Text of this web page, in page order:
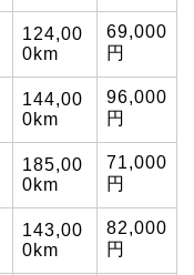
124,00
0km
69,000
円
144,00
0km
96,000
円
185,00
0km
71,000
円
143,00
0km
82,000
円